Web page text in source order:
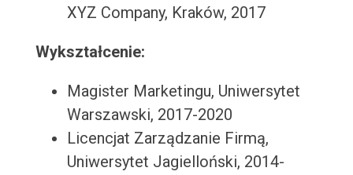
XYZ Company, Kraków, 2017
Wykształcenie:
Magister Marketingu, Uniwersytet
Warszawski, 2017-2020
Licencjat Zarządzanie Firmą,
Uniwersytet Jagielloński, 2014-